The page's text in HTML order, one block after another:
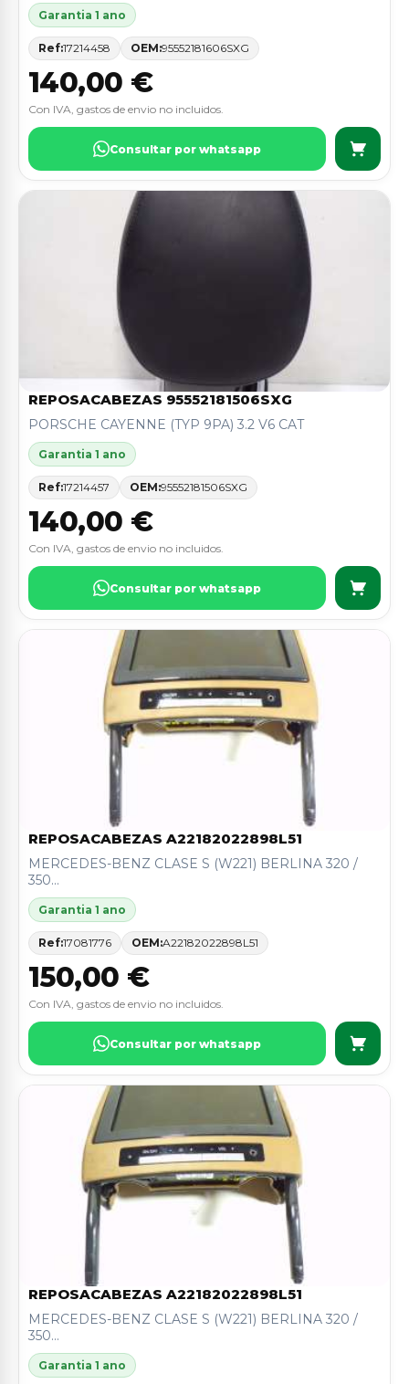
Garantia 1 ano
Ref:17214458 OEM:95552181606SXG
140,00 €
Con IVA, gastos de envio no incluidos.
Consultar por whatsapp
REPOSACABEZAS 95552181506SXG
PORSCHE CAYENNE (TYP 9PA) 3.2 V6 CAT
Garantia 1 ano
Ref:17214457 OEM:95552181506SXG
140,00 €
Con IVA, gastos de envio no incluidos.
Consultar por whatsapp
REPOSACABEZAS A22182022898L51
MERCEDES-BENZ CLASE S (W221) BERLINA 320 /
350...
Garantia 1 ano
Ref:17081776 OEM:A22182022898L51
150,00 €
Con IVA, gastos de envio no incluidos.
Consultar por whatsapp
REPOSACABEZAS A22182022898L51
MERCEDES-BENZ CLASE S (W221) BERLINA 320 /
350...
Garantia 1 ano